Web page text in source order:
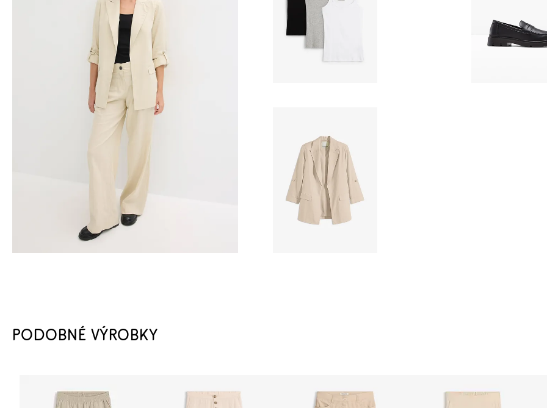
PODOBNÉ VÝROBKY